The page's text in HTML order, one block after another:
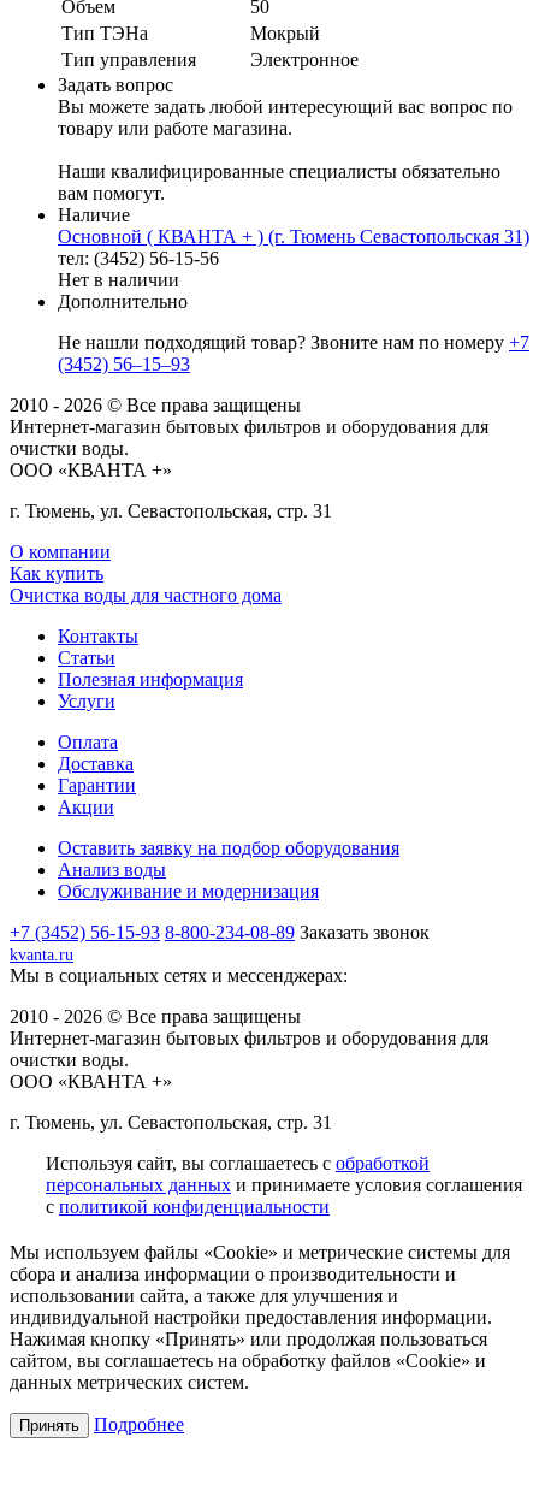
Объем
50
Тип ТЭНа
Мокрый
Тип управления
Электронное
Задать вопрос
Вы можете задать любой интересующий вас вопрос по
товару или работе магазина.
Наши квалифицированные специалисты обязательно
вам помогут.
Наличие
Основной ( КВАНТА + ) (г. Тюмень Севастопольская 31)
тел: (3452) 56-15-56
Нет в наличии
Дополнительно
Не нашли подходящий товар? Звоните нам по номеру +7
(3452) 56‒15‒93
2010 - 2026 © Все права защищены
Интернет-магазин бытовых фильтров и оборудования для
очистки воды.
ООО «КВАНТА +»
г. Тюмень, ул. Севастопольская, стр. 31
О компании
Как купить
Очистка воды для частного дома
Контакты
Статьи
Полезная информация
Услуги
Оплата
Доставка
Гарантии
Акции
Оставить заявку на подбор оборудования
Анализ воды
Обслуживание и модернизация
+7 (3452) 56-15-93 8-800-234-08-89 Заказать звонок
kvanta.ru
Мы в социальных сетях и мессенджерах:
2010 - 2026 © Все права защищены
Интернет-магазин бытовых фильтров и оборудования для
очистки воды.
ООО «КВАНТА +»
г. Тюмень, ул. Севастопольская, стр. 31
Используя сайт, вы соглашаетесь с обработкой
персональных данных и принимаете условия соглашения
с политикой конфиденциальности
Мы используем файлы «Cookie» и метрические системы для
сбора и анализа информации о производительности и
использовании сайта, а также для улучшения и
индивидуальной настройки предоставления информации.
Нажимая кнопку «Принять» или продолжая пользоваться
сайтом, вы соглашаетесь на обработку файлов «Cookie» и
данных метрических систем.
Принять Подробнее